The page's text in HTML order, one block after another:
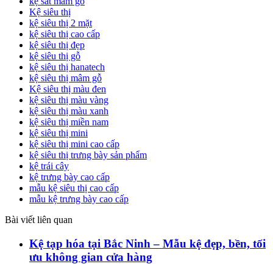
Kệ siêu thị
kệ siêu thị 2 mặt
kệ siêu thị cao cấp
kệ siêu thị đẹp
kệ siêu thị gỗ
kệ siêu thị hanatech
kệ siêu thị mâm gỗ
Kệ siêu thị màu đen
kệ siêu thị màu vàng
kệ siêu thị màu xanh
kệ siêu thị miền nam
kệ siêu thị mini
kệ siêu thị mini cao cấp
kệ siêu thị trưng bày sản phẩm
kệ trái cây
kệ trưng bày cao cấp
mẫu kệ siêu thị cao cấp
mẫu kệ trưng bày cao cấp
Bài viết liên quan
Kệ tạp hóa tại Bắc Ninh – Mẫu kệ đẹp, bền, tối
ưu không gian cửa hàng